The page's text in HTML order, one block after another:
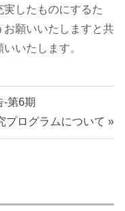
したものにするた
願いいたしますと共
いたします。
-第6期
プログラムについて